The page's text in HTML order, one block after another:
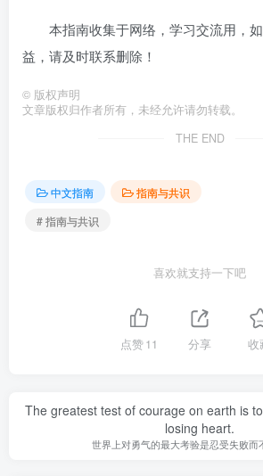
本指南收集于网络，学习交流用，
益，请及时联系删除！
© 版权声明
文章版权归作者所有，未经允许请勿转载。
THE END
中文指南
指南与共识
# 指南与共识
喜欢就支持一下吧
点赞11 分享 收
The greatest test of courage on earth is
losing heart.
世界上对勇气的最大考验是忍受失败而